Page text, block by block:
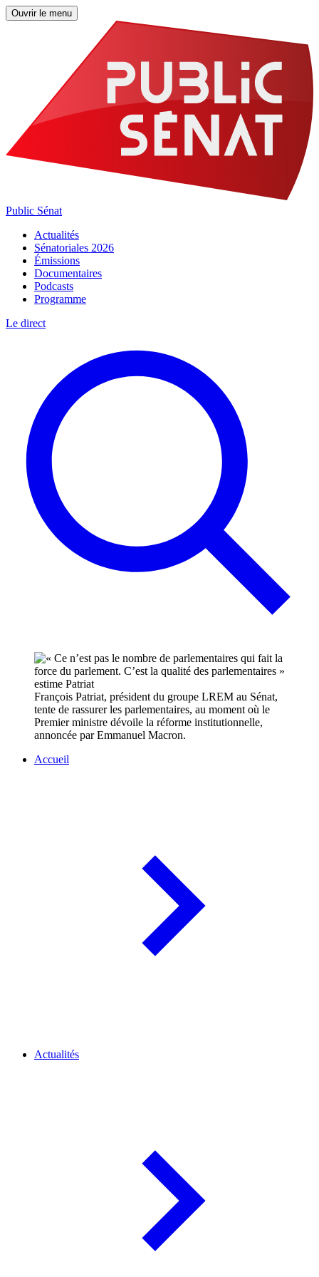
Ouvrir le menu
Public Sénat
Actualités
Sénatoriales 2026
Émissions
Documentaires
Podcasts
Programme
Le direct
François Patriat, président du groupe LREM au Sénat,
tente de rassurer les parlementaires, au moment où le
Premier ministre dévoile la réforme institutionnelle,
annoncée par Emmanuel Macron.
Accueil
Actualités